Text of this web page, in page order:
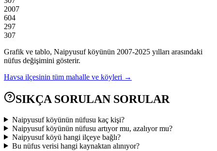
2007
604
297
307
Grafik ve tablo, Naipyusufköyünün 2007-2025 yılları arasındaki
nüfus değişimini gösterir.
Havsa ilçesinin tüm mahalle ve köyleri →
SIKÇA SORULAN SORULAR
Naipyusuf köyünün nüfusu kaç kişi?
Naipyusuf köyünün nüfusu artıyor mu, azalıyor mu?
Naipyusuf köyü hangi ilçeye bağlı?
Bu nüfus verisi hangi kaynaktan alınıyor?